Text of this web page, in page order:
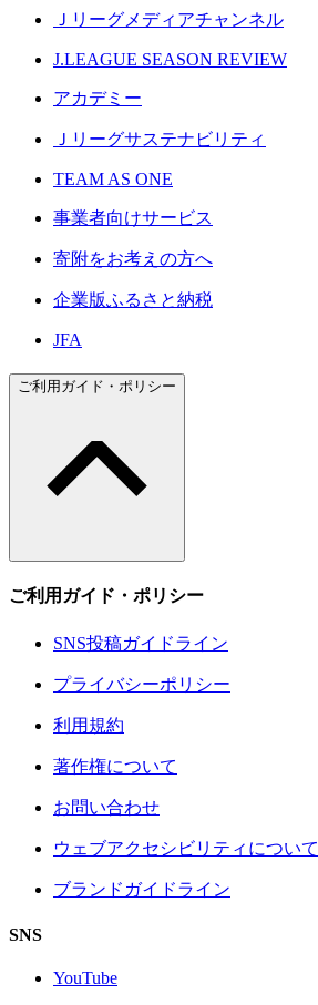
Ｊリーグメディアチャンネル
J.LEAGUE SEASON REVIEW
アカデミー
Ｊリーグサステナビリティ
TEAM AS ONE
事業者向けサービス
寄附をお考えの方へ
企業版ふるさと納税
JFA
ご利用ガイド・ポリシー
ご利用ガイド・ポリシー
SNS投稿ガイドライン
プライバシーポリシー
利用規約
著作権について
お問い合わせ
ウェブアクセシビリティについて
ブランドガイドライン
SNS
YouTube